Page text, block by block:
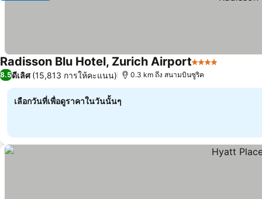
Radisson Blu Hotel, Zurich Airport4 ดาว
8.5ดีเลิศ (15,813 การให้คะแนน) 0.3 km ถึง สนามบินซูริค
เลือกวันที่เพื่อดูราคาในวันนั้นๆ